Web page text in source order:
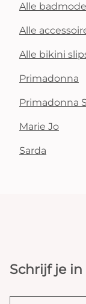
Alle badmode
Alle
Alle bikini
Primadonna
Primadonna
Marie Jo
Sarda
Schrijf je